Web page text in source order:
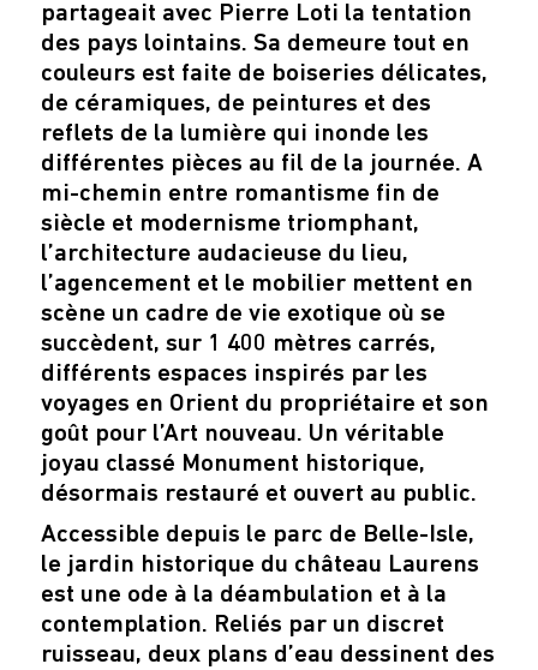
partageait avec Pierre Loti la tentation
des pays lointains. Sa demeure tout en
couleurs est faite de boiseries délicates,
de céramiques, de peintures et des
reflets de la lumière qui inonde les
différentes pièces au fil de la journée. A
mi-chemin entre romantisme fin de
siècle et modernisme triomphant,
l’architecture audacieuse du lieu,
l’agencement et le mobilier mettent en
scène un cadre de vie exotique où se
succèdent, sur 1 400 mètres carrés,
différents espaces inspirés par les
voyages en Orient du propriétaire et son
goût pour l’Art nouveau. Un véritable
joyau classé Monument historique,
désormais restauré et ouvert au public.
Accessible depuis le parc de Belle-Isle,
le jardin historique du château Laurens
est une ode à la déambulation et à la
contemplation. Reliés par un discret
ruisseau, deux plans d’eau dessinent des